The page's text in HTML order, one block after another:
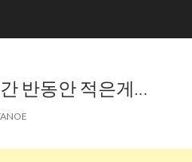
반동안 적은게…